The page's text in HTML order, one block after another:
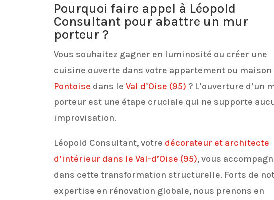
Pourquoi faire appel à Léopold
Consultant pour abattre un mur
porteur ?
Vous souhaitez gagner en luminosité ou créer une
cuisine ouverte dans votre appartement ou maison
Pontoise dans le Val d’Oise (95) ? L’ouverture d’un
porteur est une étape cruciale qui ne supporte
improvisation.
Léopold Consultant, votre décorateur et architecte
d’intérieur dans le Val-d’Oise (95), vous
dans cette transformation structurelle. Forts de
expertise en rénovation globale, nous prenons en